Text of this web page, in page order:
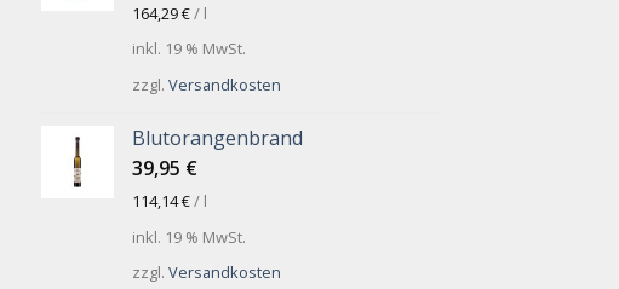
164,29€/ l
inkl. 19 % MwSt.
zzgl. Versandkosten
Blutorangenbrand
39,95 €
114,14€/ l
inkl. 19 % MwSt.
zzgl. Versandkosten